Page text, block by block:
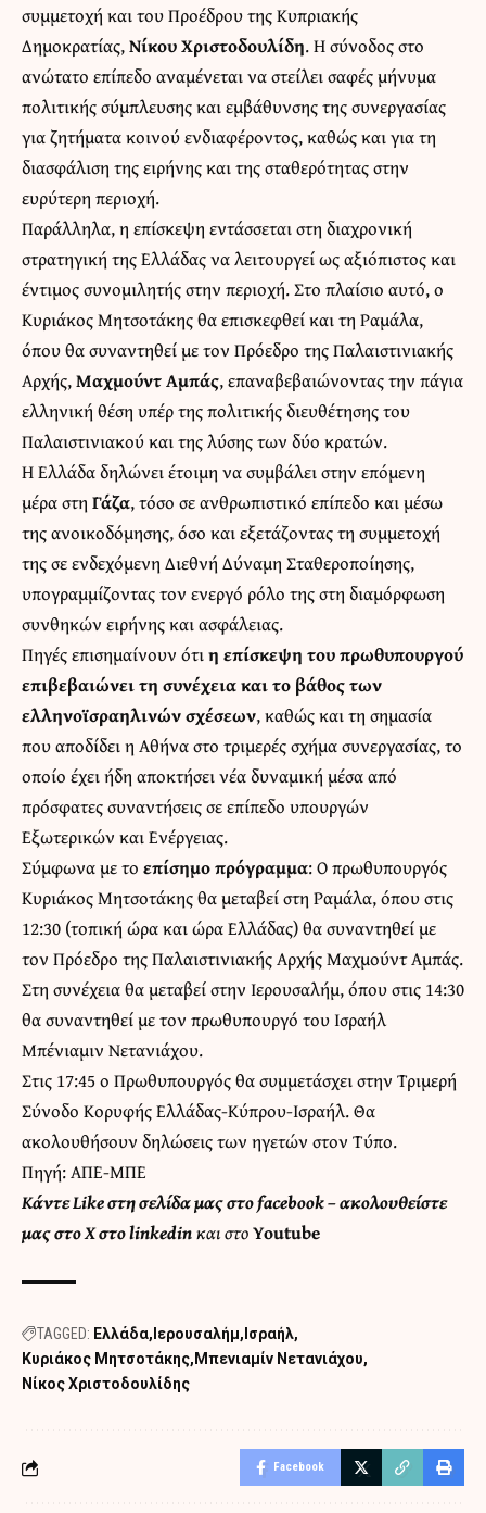
συμμετοχή και του Προέδρου της Κυπριακής
Δημοκρατίας,Νίκου Χριστοδουλίδη. Η σύνοδος στο
ανώτατο επίπεδο αναμένεται να στείλει σαφές μήνυμα
πολιτικής σύμπλευσης και εμβάθυνσης της συνεργασίας
για ζητήματα κοινού ενδιαφέροντος, καθώς και για τη
διασφάλιση της ειρήνης και της σταθερότητας στην
ευρύτερη περιοχή.
Παράλληλα, η επίσκεψη εντάσσεται στη διαχρονική
στρατηγική της Ελλάδας να λειτουργεί ως αξιόπιστος και
έντιμος συνομιλητής στην περιοχή. Στο πλαίσιο αυτό, ο
Κυριάκος Μητσοτάκης θα επισκεφθεί και τη Ραμάλα,
όπου θα συναντηθεί με τον Πρόεδρο της Παλαιστινιακής
Αρχής,Μαχμούντ Αμπάς, επαναβεβαιώνοντας την πάγια
ελληνική θέση υπέρ της πολιτικής διευθέτησης του
Παλαιστινιακού και της λύσης των δύο κρατών.
Η Ελλάδα δηλώνει έτοιμη να συμβάλει στην επόμενη
μέρα στη Γάζα, τόσο σε ανθρωπιστικό επίπεδο και μέσω
της ανοικοδόμησης, όσο και εξετάζοντας τη συμμετοχή
της σε ενδεχόμενη Διεθνή Δύναμη Σταθεροποίησης,
υπογραμμίζοντας τον ενεργό ρόλο της στη διαμόρφωση
συνθηκών ειρήνης και ασφάλειας.
Πηγές επισημαίνουν ότιη επίσκεψη του πρωθυπουργού
επιβεβαιώνει τη συνέχεια και το βάθος των
ελληνοϊσραηλινών σχέσεων, καθώς και τη σημασία
που αποδίδει η Αθήνα στο τριμερές σχήμα συνεργασίας, το
οποίο έχει ήδη αποκτήσει νέα δυναμική μέσα από
πρόσφατες συναντήσεις σε επίπεδο υπουργών
Εξωτερικών και Ενέργειας.
Σύμφωνα με το επίσημο πρόγραμμα: Ο πρωθυπουργός
Κυριάκος Μητσοτάκης θα μεταβεί στη Ραμάλα, όπου στις
12:30 (τοπική ώρα και ώρα Ελλάδας) θα συναντηθεί με
τον Πρόεδρο της Παλαιστινιακής Αρχής Μαχμούντ Αμπάς.
Στη συνέχεια θα μεταβεί στην Ιερουσαλήμ, όπου στις 14:30
θα συναντηθεί με τον πρωθυπουργό του Ισραήλ
Μπένιαμιν Νετανιάχου.
Στις 17:45 ο Πρωθυπουργός θα συμμετάσχει στην Τριμερή
Σύνοδο Κορυφής Ελλάδας-Κύπρου-Ισραήλ. Θα
ακολουθήσουν δηλώσεις των ηγετών στον Τύπο.
Πηγή: ΑΠΕ-ΜΠΕ
ΚάντεLike στη σελίδα μας στο facebook– ακολουθείστε
μας στοXστοlinkedinκαι στοYoutube
TAGGED: Ελλάδα Ιερουσαλήμ
Ισραήλ
Κυριάκος Μητσοτάκης Μπενιαμίν Νετανιάχου
Νίκος Χριστοδουλίδης
Facebook